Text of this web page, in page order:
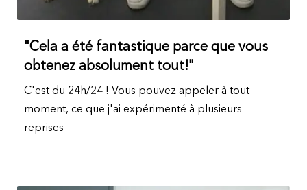
"Cela a été fantastique parce que vous
obtenez absolument tout!"
C'est du 24h/24 ! Vous pouvez appeler à tout
moment, ce que j'ai expérimenté à plusieurs
reprises